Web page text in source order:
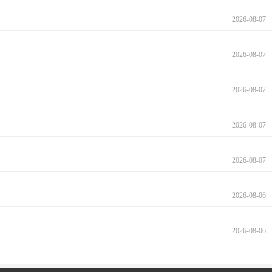
2026-08-07
2026-08-07
2026-08-07
2026-08-07
2026-08-07
2026-08-06
2026-08-06